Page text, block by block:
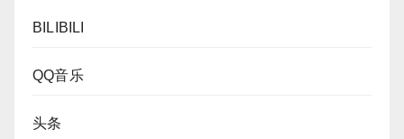
BILIBILI
QQ音乐
头条